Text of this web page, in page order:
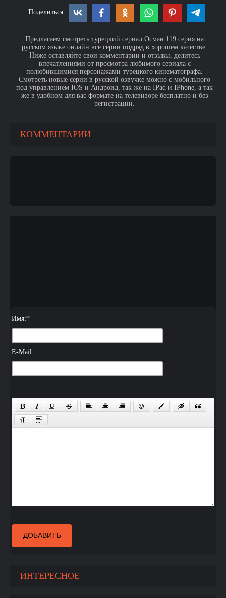
Поделиться
Предлагаем смотреть турецкий сериал Осман 119 серия на
русском языке онлайн все серии подряд в хорошем качестве.
Ниже оставляйте свои комментарии и отзывы, делитесь
впечатлениями от просмотра любимого сериала с
полюбившимися персонажами турецкого кинематографа.
Смотреть новые серии в русской озвучке можно с мобильного
под управлением IOS и Андроид, так же на IPad и IPhone, а так
же в удобном для вас формате на телевизоре бесплатно и без
регистрации.
КОММЕНТАРИИ
Имя:*
E-Mail:
ДОБАВИТЬ
ИНТЕРЕСНОЕ